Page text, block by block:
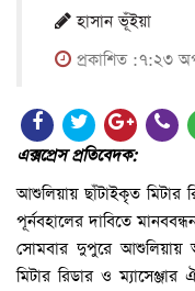
হাসান ভূঁইয়া
প্রকাশিত :৭:২৩
এক্সপ্রেস প্রতিবেদক:
আশুলিয়ায় ছাঁটাইকৃত মিটার
পূর্নবহালের দাবিতে
সোমবার দুপুরে আশুলিয়ায়
মিটার রিডার ও